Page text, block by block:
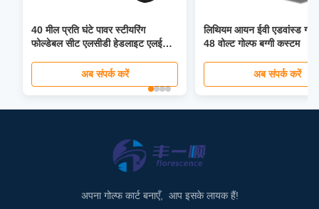
40 मील प्रति घंटे पावर स्टीयरिंग
फोल्डेबल सीट एलसीडी हेडलाइट एलईडी
ईवी ग्लोबल गोल्फ कार्ट
अब संपर्क करें
लिथियम आयन ईवी एडवांस्ड
48 वोल्ट गोल्फ बग्गी कस्टम
अब संपर्क करें
अपना गोल्फ कार्ट बनाएँ, आप इसके लायक हैं!